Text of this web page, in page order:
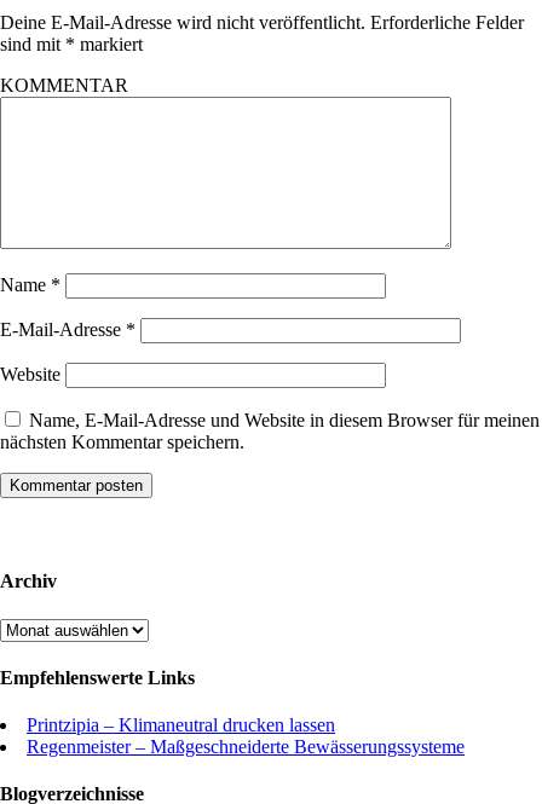
Deine E-Mail-Adresse wird nicht veröffentlicht. Erforderliche Felder
sind mit * markiert
KOMMENTAR
Name *
E-Mail-Adresse *
Website
Name, E-Mail-Adresse und Website in diesem Browser für meinen
nächsten Kommentar speichern.
Archiv
Archiv
Empfehlenswerte Links
Printzipia – Klimaneutral drucken lassen
Regenmeister – Maßgeschneiderte Bewässerungssysteme
Blogverzeichnisse